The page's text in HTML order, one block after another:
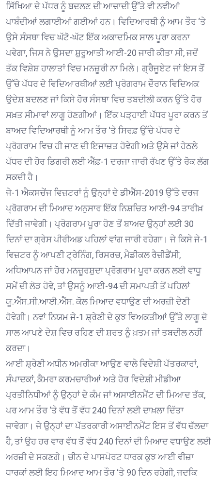
ਸਿੱਖਿਆ ਦੇ ਪੱਧਰ ਨੂੰ ਬਦਲਣ ਦੀ ਆਜ਼ਾਦੀ ਉੱਤੇ ਵੀ ਨਵੀਆਂ
ਪਾਬੰਦੀਆਂ ਲਗਾਈਆਂ ਗਈਆਂ ਹਨ। ਵਿਦਿਆਰਥੀ ਨੂੰ ਆਮ ਤੌਰ ‘ਤੇ
ਉਸੇ ਸੰਸਥਾ ਵਿਚ ਘੱਟੋ-ਘੱਟ ਇੱਕ ਅਕਾਦਮਿਕ ਸਾਲ ਪੂਰਾ ਕਰਨਾ
ਪਵੇਗਾ, ਜਿਸ ਨੇ ਉਸਦਾ ਸ਼ੁਰੂਆਤੀ ਆਈ-20 ਜਾਰੀ ਕੀਤਾ ਸੀ, ਜਦੋਂ
ਤੱਕ ਵਿਸ਼ੇਸ਼ ਹਾਲਾਤਾਂ ਵਿਚ ਮਨਜ਼ੂਰੀ ਨਾ ਮਿਲੇ। ਗ੍ਰੈਜੂਏਟ ਜਾਂ ਇਸ ਤੋਂ
ਉੱਚੇ ਪੱਧਰ ਦੇ ਵਿਦਿਆਰਥੀਆਂ ਲਈ ਪ੍ਰੋਗਰਾਮ ਦੌਰਾਨ ਵਿਦਿਅਕ
ਉਦੇਸ਼ ਬਦਲਣ ਜਾਂ ਕਿਸੇ ਹੋਰ ਸੰਸਥਾ ਵਿਚ ਤਬਦੀਲੀ ਕਰਨ ਉੱਤੇ ਹੋਰ
ਸਖ਼ਤ ਸੀਮਾਵਾਂ ਲਾਗੂ ਹੋਣਗੀਆਂ। ਇੱਕ ਪੜ੍ਹਾਈ ਪੱਧਰ ਪੂਰਾ ਕਰਨ ਤੋਂ
ਬਾਅਦ ਵਿਦਿਆਰਥੀ ਨੂੰ ਆਮ ਤੌਰ ‘ਤੇ ਸਿਰਫ਼ ਉੱਚੇ ਪੱਧਰ ਦੇ
ਪ੍ਰੋਗਰਾਮ ਵਿਚ ਹੀ ਜਾਣ ਦੀ ਇਜਾਜ਼ਤ ਹੋਵੇਗੀ ਅਤੇ ਉਸੇ ਜਾਂ ਹੇਠਲੇ
ਪੱਧਰ ਦੀ ਹੋਰ ਡਿਗਰੀ ਲਈ ਐੱਫ਼-1 ਦਰਜਾ ਜਾਰੀ ਰੱਖਣ ਉੱਤੇ ਰੋਕ ਲੱਗ
ਸਕਦੀ ਹੈ।
ਜੇ-1 ਐਕਸਚੇਂਜ ਵਿਜ਼ਟਰਾਂ ਨੂੰ ਉਨ੍ਹਾਂ ਦੇ ਡੀਐੱਸ-2019 ਉੱਤੇ ਦਰਜ
ਪ੍ਰੋਗਰਾਮ ਦੀ ਮਿਆਦ ਅਨੁਸਾਰ ਇੱਕ ਨਿਸ਼ਚਿਤ ਆਈ-94 ਤਾਰੀਖ਼
ਦਿੱਤੀ ਜਾਵੇਗੀ। ਪ੍ਰੋਗਰਾਮ ਪੂਰਾ ਹੋਣ ਤੋਂ ਬਾਅਦ ਉਨ੍ਹਾਂ ਲਈ 30
ਦਿਨਾਂ ਦਾ ਗ੍ਰੇਸ ਪੀਰੀਅਡ ਪਹਿਲਾਂ ਵਾਂਗ ਜਾਰੀ ਰਹੇਗਾ। ਜੇ ਕਿਸੇ ਜੇ-1
ਵਿਜ਼ਟਰ ਨੂੰ ਆਪਣੀ ਟ੍ਰੇਨਿੰਗ, ਰਿਸਰਚ, ਮੈਡੀਕਲ ਰੈਜ਼ੀਡੈਂਸੀ,
ਅਧਿਆਪਨ ਜਾਂ ਹੋਰ ਮਨਜ਼ੂਰਸ਼ੁਦਾ ਪ੍ਰੋਗਰਾਮ ਪੂਰਾ ਕਰਨ ਲਈ ਵਾਧੂ
ਸਮੇਂ ਦੀ ਲੋੜ ਹੋਵੇ, ਤਾਂ ਉਸਨੂੰ ਆਈ-94 ਦੀ ਸਮਾਪਤੀ ਤੋਂ ਪਹਿਲਾਂ
ਯੂ.ਐੱਸ.ਸੀ.ਆਈ.ਐੱਸ. ਕੋਲ ਮਿਆਦ ਵਧਾਉਣ ਦੀ ਅਰਜ਼ੀ ਦੇਣੀ
ਹੋਵੇਗੀ। ਨਵਾਂ ਨਿਯਮ ਜੇ-1 ਸ਼੍ਰੇਣੀ ਦੇ ਕੁਝ ਵਿਅਕਤੀਆਂ ਉੱਤੇ ਲਾਗੂ ਦੋ
ਸਾਲ ਆਪਣੇ ਦੇਸ਼ ਵਿਚ ਰਹਿਣ ਦੀ ਸ਼ਰਤ ਨੂੰ ਖ਼ਤਮ ਜਾਂ ਤਬਦੀਲ ਨਹੀਂ
ਕਰਦਾ।
ਆਈ ਸ਼੍ਰੇਣੀ ਅਧੀਨ ਅਮਰੀਕਾ ਆਉਣ ਵਾਲੇ ਵਿਦੇਸ਼ੀ ਪੱਤਰਕਾਰਾਂ,
ਸੰਪਾਦਕਾਂ, ਕੈਮਰਾ ਕਰਮਚਾਰੀਆਂ ਅਤੇ ਹੋਰ ਵਿਦੇਸ਼ੀ ਮੀਡੀਆ
ਪ੍ਰਤੀਨਿਧੀਆਂ ਨੂੰ ਉਨ੍ਹਾਂ ਦੇ ਕੰਮ ਜਾਂ ਅਸਾਈਨਮੈਂਟ ਦੀ ਮਿਆਦ ਤੱਕ,
ਪਰ ਆਮ ਤੌਰ ‘ਤੇ ਵੱਧ ਤੋਂ ਵੱਧ 240 ਦਿਨਾਂ ਲਈ ਦਾਖ਼ਲਾ ਦਿੱਤਾ
ਜਾਵੇਗਾ। ਜੇ ਉਨ੍ਹਾਂ ਦਾ ਪੱਤਰਕਾਰੀ ਅਸਾਈਨਮੈਂਟ ਇਸ ਤੋਂ ਵੱਧ ਚੱਲਦਾ
ਹੈ, ਤਾਂ ਉਹ ਹਰ ਵਾਰ ਵੱਧ ਤੋਂ ਵੱਧ 240 ਦਿਨਾਂ ਦੀ ਮਿਆਦ ਵਧਾਉਣ ਲਈ
ਅਰਜ਼ੀ ਦੇ ਸਕਣਗੇ। ਚੀਨ ਦੇ ਪਾਸਪੋਰਟ ਧਾਰਕ ਕੁਝ ਆਈ ਵੀਜ਼ਾ
ਧਾਰਕਾਂ ਲਈ ਇਹ ਮਿਆਦ ਆਮ ਤੌਰ ‘ਤੇ 90 ਦਿਨ ਰਹੇਗੀ, ਜਦਕਿ